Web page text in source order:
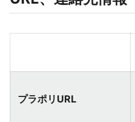
プラポリURL